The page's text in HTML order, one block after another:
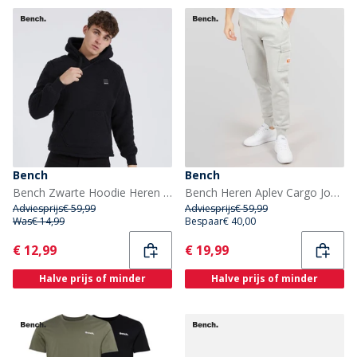
Bench
Bench Zwarte Hoodie Heren Jerry
Adviesprijs€ 59,99
Was€ 14,99
Current
€ 12,99
Halve prijs of minder
Bench
Bench Heren Aplev Cargo Joggingbroek Grijze Vorst
Adviesprijs€ 59,99
Bespaar€ 40,00
Current
€ 19,99
Halve prijs of minder